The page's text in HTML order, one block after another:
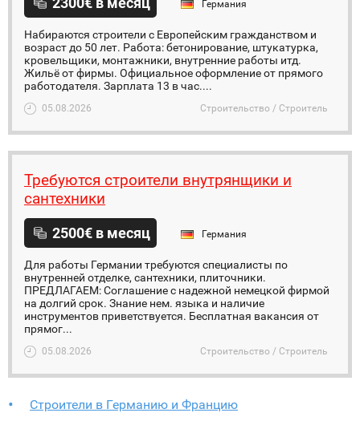
Германия
Набираются строители с Европейским гражданством и
возраст до 50 лет. Работа: бетонирование, штукатурка,
кровельщики, монтажники, внутренние работы итд.
Жильё от фирмы. Официальное оформление от прямого
работодателя. Зарплата 13 в час....
05.08.2026 Строительство / Строитель
Требуются строители внутрянщики и
сантехники
2500€ в месяц Германия
Для работы Германии требуются специалисты по
внутренней отделке, сантехники, плиточники.
ПРЕДЛАГАЕМ: Соглашение с надежной немецкой фирмой
на долгий срок. Знание нем. языка и наличие
инструментов приветствуется. Бесплатная вакансия от
прямог...
05.08.2026 Строительство / Строитель
Строители в Германию и Францию